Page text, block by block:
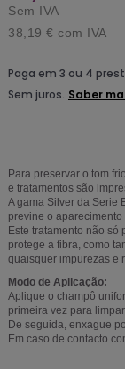
Sem IVA
38,19 € com IVA
Para preservar o tom
e tratamentos são
A gama Silver da Serie
previne o
Este tratamento não
protege a fibra, como
quaisquer impurezas e
Modo de Aplicação:
Aplique o champô
primeira vez para
De seguida, enxague
Em caso de contacto